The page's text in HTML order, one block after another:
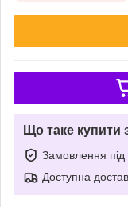
Що таке купити
Замовлення під
Доступна